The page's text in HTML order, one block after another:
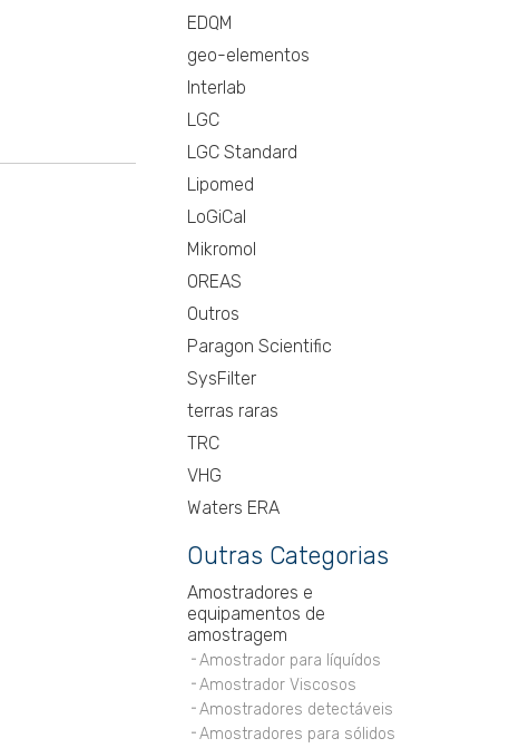
EDQM
geo-elementos
Interlab
LGC
LGC Standard
Lipomed
LoGiCal
Mikromol
OREAS
Outros
Paragon Scientific
SysFilter
terras raras
TRC
VHG
Waters ERA
Outras Categorias
Amostradores e
equipamentos de
amostragem
Amostrador para líquídos
Amostrador Viscosos
Amostradores detectáveis
Amostradores para sólidos